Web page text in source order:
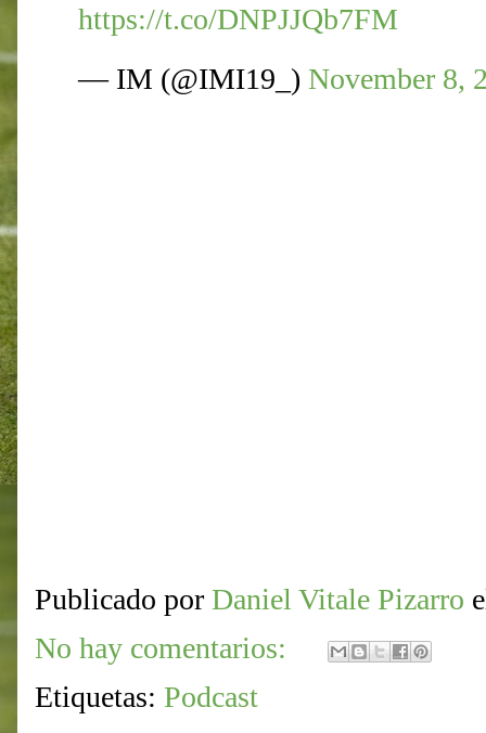
https://t.co/DNPJJQb7FM
— IM (@IMI19_) November 8,
Publicado por Daniel Vitale Pizarro
No hay comentarios:
Etiquetas: Podcast